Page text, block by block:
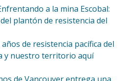
a la mina Escobal:
plantón de resistencia del
de resistencia pacífica del
y nuestro territorio aquí